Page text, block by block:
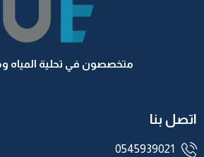
متخصصون في تحلية المياه
اتصل بنا
0545939021